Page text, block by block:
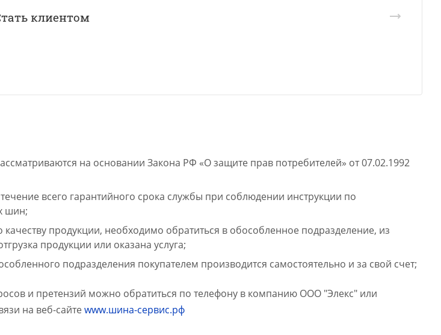
клиентом
на основании Закона РФ «О защите прав потребителей» от 07.02.1992
всего гарантийного срока службы при соблюдении инструкции по
шин;
продукции, необходимо обратиться в обособленное подразделение, из
продукции или оказана услуга;
подразделения покупателем производится самостоятельно и за свой счет;
и претензий можно обратиться по телефону в компанию ООО "Элекс" или
на веб-сайтеwww.шина-сервис.рф